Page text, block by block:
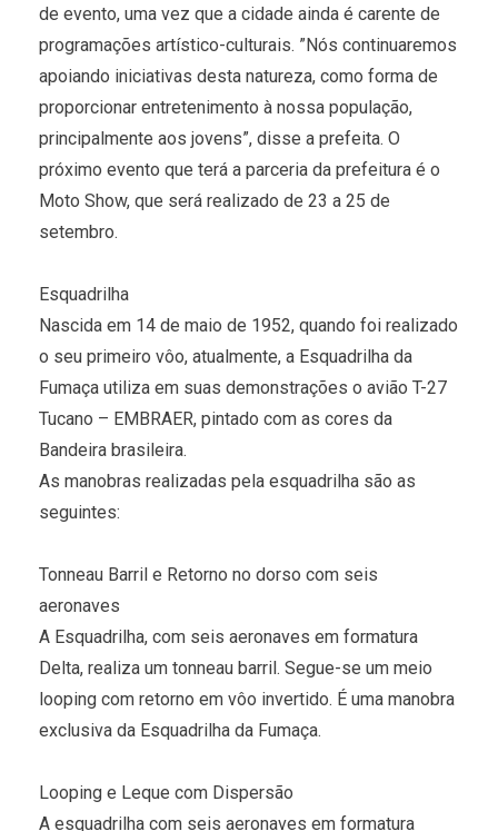
de evento, uma vez que a cidade ainda é carente de
programações artístico-culturais. ”Nós continuaremos
apoiando iniciativas desta natureza, como forma de
proporcionar entretenimento à nossa população,
principalmente aos jovens”, disse a prefeita. O
próximo evento que terá a parceria da prefeitura é o
Moto Show, que será realizado de 23 a 25 de
setembro.
Esquadrilha
Nascida em 14 de maio de 1952, quando foi realizado
o seu primeiro vôo, atualmente, a Esquadrilha da
Fumaça utiliza em suas demonstrações o avião T-27
Tucano – EMBRAER, pintado com as cores da
Bandeira brasileira.
As manobras realizadas pela esquadrilha são as
seguintes:
Tonneau Barril e Retorno no dorso com seis
aeronaves
A Esquadrilha, com seis aeronaves em formatura
Delta, realiza um tonneau barril. Segue-se um meio
looping com retorno em vôo invertido. É uma manobra
exclusiva da Esquadrilha da Fumaça.
Looping e Leque com Dispersão
A esquadrilha com seis aeronaves em formatura